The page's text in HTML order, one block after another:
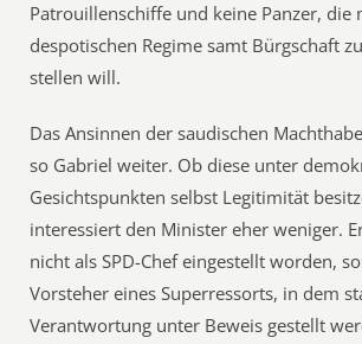
Patrouillenschiffe und keine Panzer, die
despotischen Regime samt Bürgschaft
stellen will.
Das Ansinnen der saudischen
so Gabriel weiter. Ob diese unter
Gesichtspunkten selbst Legitimität
interessiert den Minister eher weniger.
nicht als SPD-Chef eingestellt worden,
Vorsteher eines Superressorts, in dem
Verantwortung unter Beweis gestellt